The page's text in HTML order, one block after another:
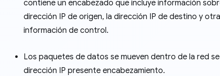
contiene un encabezado que incluye información
dirección IP de origen, la dirección IP de destino y otra
información de control.
Los paquetes de datos se mueven dentro de la red
dirección IP presente encabezamiento.